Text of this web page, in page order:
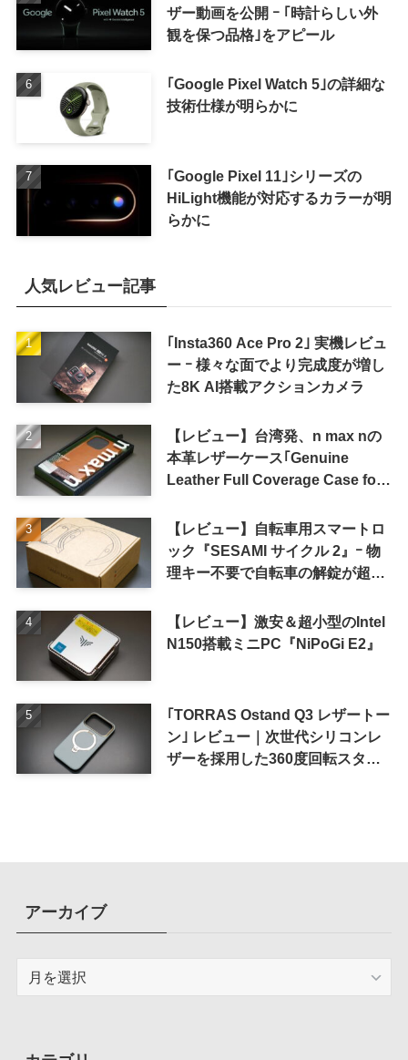
ザー動画を公開 ｰ ｢時計らしい外
観を保つ品格｣をアピール
｢Google Pixel Watch 5｣の詳細な
技術仕様が明らかに
｢Google Pixel 11｣シリーズの
HiLight機能が対応するカラーが明
らかに
人気レビュー記事
｢Insta360 Ace Pro 2｣ 実機レビュ
ー ｰ 様々な面でより完成度が増し
た8K AI搭載アクションカメラ
【レビュー】台湾発、n max nの
本革レザーケース｢Genuine
Leather Full Coverage Case for
【レビュー】自転車用スマートロ
ック『SESAMI サイクル 2』ｰ 物
理キー不要で自転車の解錠が超簡
【レビュー】激安＆超小型のIntel
N150搭載ミニPC『NiPoGi E2』
｢TORRAS Ostand Q3 レザートー
ン｣ レビュー｜次世代シリコンレ
ザーを採用した360度回転スタン
アーカイブ